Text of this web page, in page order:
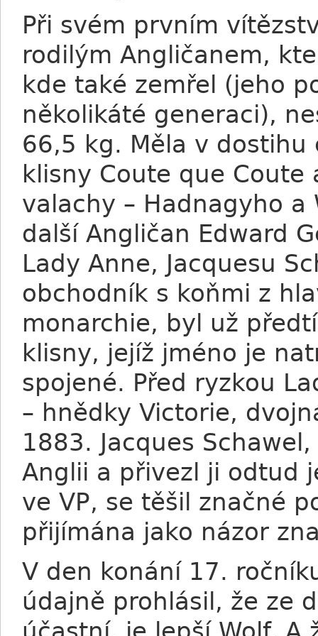
Při svém prvním
rodilým Angličanem,
kde také zemřel (jeho
několikáté generaci),
66,5 kg. Měla v
klisny Coute que
valachy – Hadnagyho
další Angličan Edward
Lady Anne, Jacquesu
obchodník s koňmi z
monarchie, byl už
klisny, jejíž jméno je
spojené. Před ryzkou
– hnědky Victorie,
1883. Jacques
Anglii a přivezl ji odtud
ve VP, se těšil značné
přijímána jako názor
V den konání 17.
údajně prohlásil, že ze